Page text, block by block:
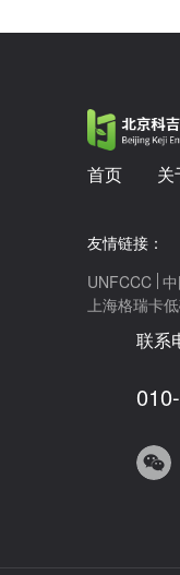
首页 关
友情链接：
UNFCCC
上海格瑞卡
联系